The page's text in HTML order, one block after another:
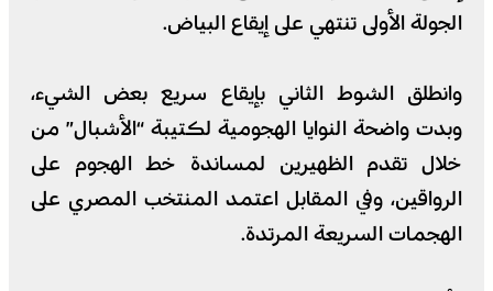
الجولة الأولى تنتهي على إيقاع البياض.
وانطلق الشوط الثاني بإيقاع سريع بعض الشيء،
وبدت واضحة النوايا الهجومية لكتيبة “الأشبال” من
خلال تقدم الظهيرين لمساندة خط الهجوم على
الرواقين، وفي المقابل اعتمد المنتخب المصري على
الهجمات السريعة المرتدة.